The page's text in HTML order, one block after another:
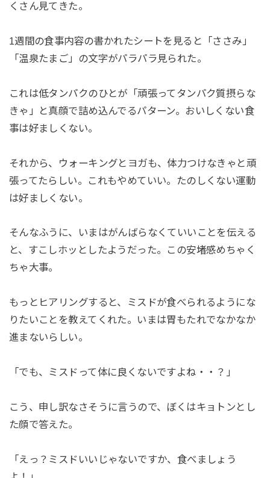
くさん見てきた。
1週間の食事内容の書かれたシートを見ると「ささみ」
「温泉たまご」の文字がパラパラ見られた。
これは低タンパクのひとが「頑張ってタンパク質摂らな
きゃ」と真顔で詰め込んでるパターン。おいしくない食
事は好ましくない。
それから、ウォーキングとヨガも、体力つけなきゃと頑
張ってたらしい。これもやめていい。たのしくない運動
は好ましくない。
そんなふうに、いまはがんばらなくていいことを伝える
と、すこしホッとしたようだった。この安堵感めちゃく
ちゃ大事。
もっとヒアリングすると、ミスドが食べられるようにな
りたいことを教えてくれた。いまは胃もたれでなかなか
進まないらしい。
「でも、ミスドって体に良くないですよね・・？」
こう、申し訳なさそうに言うので、ぼくはキョトンとし
た顔で答えた。
「えっ？ミスドいいじゃないですか、食べましょう